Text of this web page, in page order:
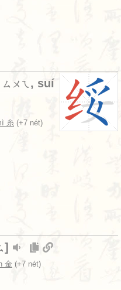
ㄙㄨㄟ , suí
糸 (+7 nét)
]
金 (+7 nét)